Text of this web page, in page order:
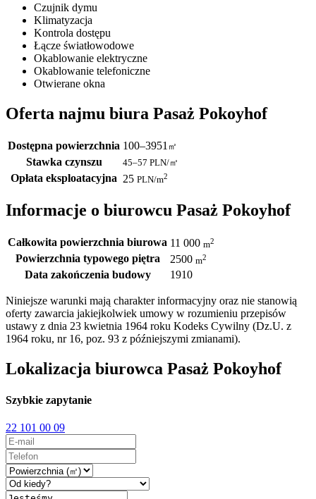
Czujnik dymu
Klimatyzacja
Kontrola dostępu
Łącze światłowodowe
Okablowanie elektryczne
Okablowanie telefoniczne
Otwierane okna
Oferta najmu biura Pasaż Pokoyhof
Dostępna powierzchnia 100–3951 ㎡
Stawka czynszu 45–57 PLN/㎡
Opłata eksploatacyjna 25 PLN/m2
Informacje o biurowcu Pasaż Pokoyhof
Całkowita powierzchnia biurowa 11 000 m2
Powierzchnia typowego piętra 2500 m2
Data zakończenia budowy 1910
Niniejsze warunki mają charakter informacyjny oraz nie stanowią
oferty zawarcia jakiejkolwiek umowy w rozumieniu przepisów
ustawy z dnia 23 kwietnia 1964 roku Kodeks Cywilny (Dz.U. z
1964 roku, nr 16, poz. 93 z późniejszymi zmianami).
Lokalizacja biurowca Pasaż Pokoyhof
Szybkie zapytanie
22 101 00 09